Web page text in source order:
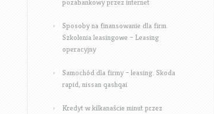
pozabankowy przez internet
Sposoby na finansowanie dla firm.
Szkolenia leasingowe – Leasing
operacyjny
Samochód dla firmy – leasing. Skoda
rapid, nissan qashqai
Kredyt w kilkanaście minut przez